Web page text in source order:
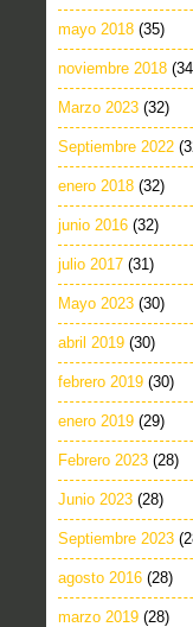
mayo 2018 (35)
noviembre 2018
Marzo 2023 (32)
Septiembre 2022
enero 2018 (32)
junio 2016 (32)
julio 2017 (31)
Mayo 2023 (30)
abril 2019 (30)
febrero 2019 (30)
enero 2019 (29)
Febrero 2023 (28)
Junio 2023 (28)
Septiembre 2023
agosto 2016 (28)
marzo 2019 (28)